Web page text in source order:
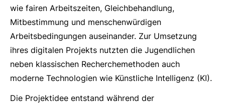
wie fairen Arbeitszeiten, Gleichbehandlung,
Mitbestimmung und menschenwürdigen
Arbeitsbedingungen auseinander. Zur Umsetzung
ihres digitalen Projekts nutzten die Jugendlichen
neben klassischen Recherchemethoden auch
moderne Technologien wie Künstliche Intelligenz (KI).
Die Projektidee entstand während der